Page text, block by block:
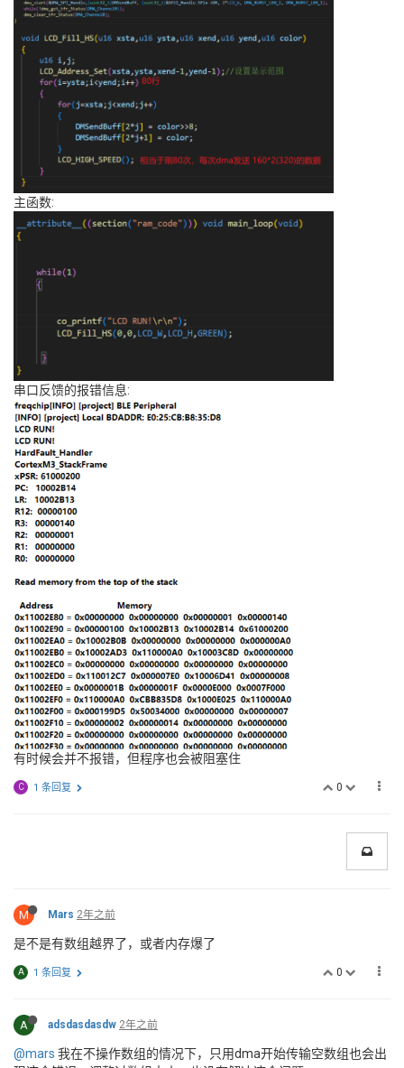
主函数:
串口反馈的报错信息:
有时候会并不报错，但程序也会被阻塞住
0
C 1 条回复
M Mars 2年之前
是不是有数组越界了，或者内存爆了
0
A 1 条回复
A adsdasdasdw 2年之前
@mars 我在不操作数组的情况下，只用dma开始传输空数组也会出